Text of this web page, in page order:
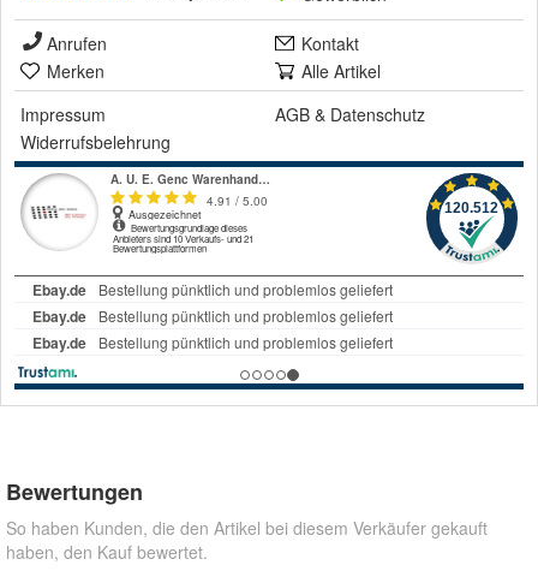
Anrufen
Kontakt
Merken
Alle Artikel
Impressum
AGB & Datenschutz
Widerrufsbelehrung
Bewertungen
So haben Kunden, die den Artikel bei diesem Verkäufer gekauft
haben, den Kauf bewertet.